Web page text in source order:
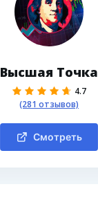
Высшая Точка
4.7
(281 отзывов)
Смотреть